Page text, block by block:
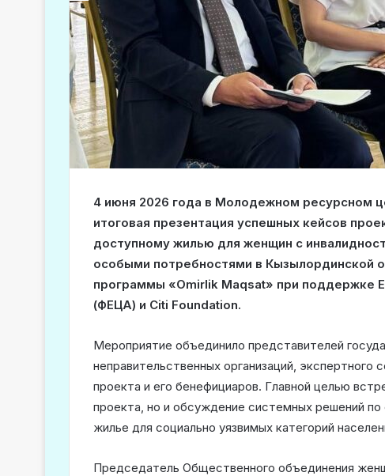
4 июня 2026 года в Молодежном ресурсном
итоговая презентация успешных кейсов
доступному жилью для женщин с
особыми потребностями в Кызылординской
программы «Omirlik Maqsat» при поддержке
(ФЕЦА) и Citi Foundation.
Мероприятие объединило представителей
неправительственных организаций,
проекта и его бенефициаров. Главной целью
проекта, но и обсуждение системных решений
жилье для социально уязвимых категорий
Председатель Общественного объединения